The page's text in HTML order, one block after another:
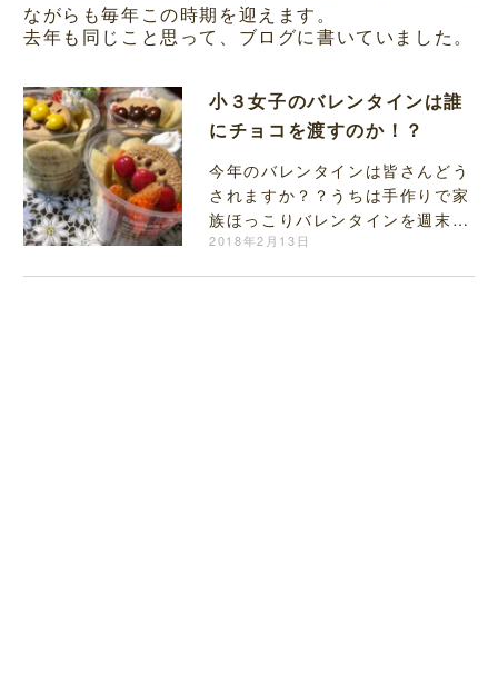
ながらも毎年この時期を迎えます。
去年も同じこと思って、ブログに書いていました。
小３女子のバレンタインは誰
にチョコを渡すのか！？
今年のバレンタインは皆さんどう
されますか？？うちは手作りで家
族ほっこりバレンタインを週末し
ました。
2018年2月13日